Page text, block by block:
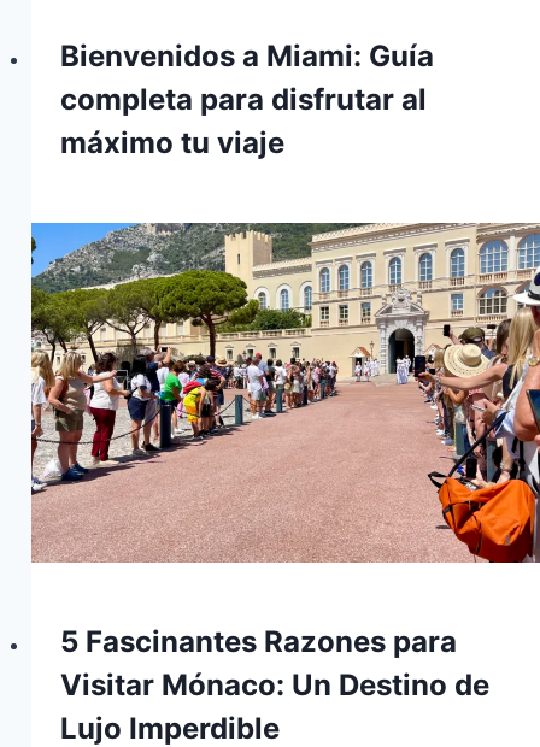
Bienvenidos a Miami: Guía
completa para disfrutar al
máximo tu viaje
5 Fascinantes Razones para
Visitar Mónaco: Un Destino de
Lujo Imperdible